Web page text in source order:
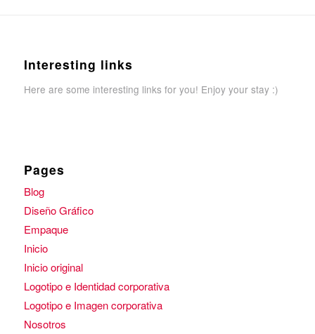
Interesting links
Here are some interesting links for you! Enjoy your stay :)
Pages
Blog
Diseño Gráfico
Empaque
Inicio
Inicio original
Logotipo e Identidad corporativa
Logotipo e Imagen corporativa
Nosotros